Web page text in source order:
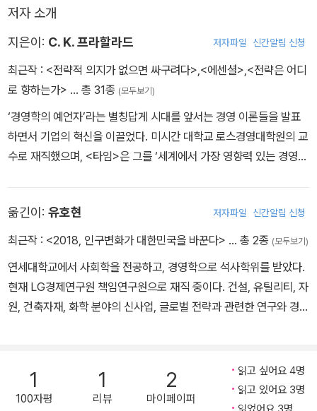
저자 소개
지은이: C. K. 프라할라드 저자파일 신간알림 신청
최근작 : <전략적 의지가 없으면 싸구려다>,<에센셜>,<전략은 어디
로 향하는가> … 총 31종 (모두보기)
‘경영학의 예언자’라는 별칭답게 시대를 앞서는 경영 이론들을 발표
하면서 기업의 혁신을 이끌었다. 미시간 대학교 로스경영대학원의 교
수로 재직했으며, <타임>은 그를 ‘세계에서 가장 영향력 있는 경영
본 관리』 『기술 혁신을 통한 수익 추구』 등이 있다. 2010년 4월 타계
했다.
옮긴이: 유호현 저자파일 신간알림 신청
최근작 : <2018, 인구변화가 대한민국을 바꾼다> … 총 2종 (모두보기)
연세대학교에서 사회학을 전공하고, 경영학으로 석사학위를 받았다.
현재 LG경제연구원 책임연구원으로 재직 중이다. 건설, 유틸리티, 자
원, 건축자재, 화학 분야의 신사업, 글로벌 전략과 관련한 연구와 경영
했다. <성공을 꿈꾸는 한국인이 사는 법> <2010 대한민국 트렌드>
등에 공동 집필자로 활동했다.
1
100자평
1
리뷰
2
마이페이퍼
읽고 싶어요 4명
읽고 있어요 3명